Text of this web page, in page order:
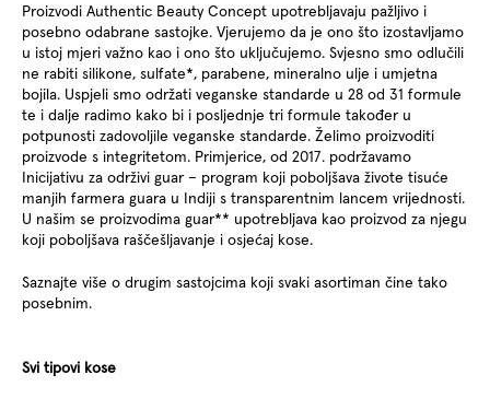
Proizvodi Authentic Beauty Concept upotrebljavaju pažljivo i
posebno odabrane sastojke. Vjerujemo da je ono što izostavljamo
u istoj mjeri važno kao i ono što uključujemo. Svjesno smo odlučili
ne rabiti silikone, sulfate*, parabene, mineralno ulje i umjetna
bojila. Uspjeli smo održati veganske standarde u 28 od 31 formule
te i dalje radimo kako bi i posljednje tri formule također u
potpunosti zadovoljile veganske standarde. Želimo proizvoditi
proizvode s integritetom. Primjerice, od 2017. podržavamo
Inicijativu za održivi guar – program koji poboljšava živote tisuće
manjih farmera guara u Indiji s transparentnim lancem vrijednosti.
U našim se proizvodima guar** upotrebljava kao proizvod za njegu
koji poboljšava raščešljavanje i osjećaj kose.
Saznajte više o drugim sastojcima koji svaki asortiman čine tako
posebnim.
Svi tipovi kose